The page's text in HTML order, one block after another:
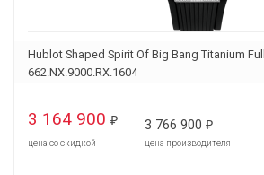
Hublot Shaped Spirit Of Big Bang Titanium
662.NX.9000.RX.1604
3 164 900 ₽
цена со скидкой
3 766 900 ₽
цена производителя